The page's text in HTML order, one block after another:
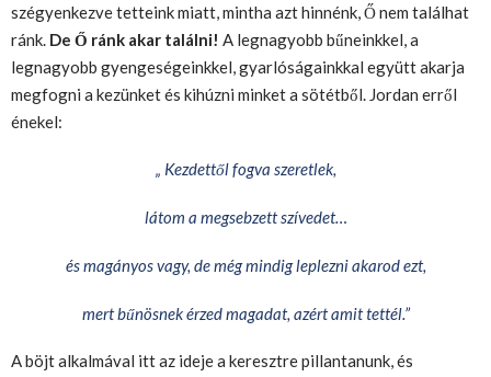
szégyenkezve tetteink miatt, mintha azt hinnénk, Ő nem találhat
ránk. De Ő ránk akar találni! A legnagyobb bűneinkkel, a
legnagyobb gyengeségeinkkel, gyarlóságainkkal együtt akarja
megfogni a kezünket és kihúzni minket a sötétből. Jordan erről
énekel:
„ Kezdettől fogva szeretlek,
látom a megsebzett szívedet…
és magányos vagy, de még mindig leplezni akarod ezt,
mert bűnösnek érzed magadat, azért amit tettél.”
A böjt alkalmával itt az ideje a keresztre pillantanunk, és